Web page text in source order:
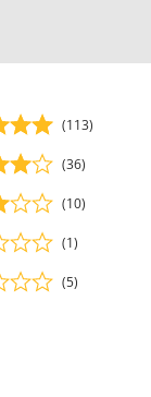
(113)
(36)
(10)
(1)
(5)